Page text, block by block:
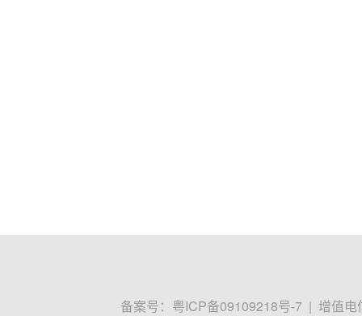
备案号： 粤ICP备09109218号-7 | 增值电